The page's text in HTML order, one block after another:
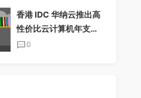
香港 IDC 华纳云推出高
性价比云计算机年支付
套餐，免实名免备案
0